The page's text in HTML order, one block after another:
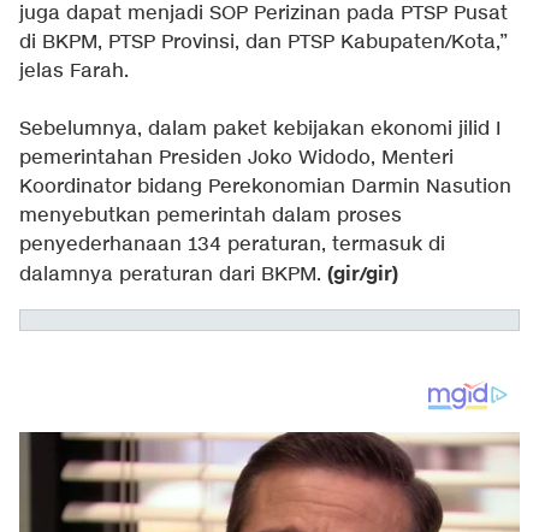
juga dapat menjadi SOP Perizinan pada PTSP Pusat
di BKPM, PTSP Provinsi, dan PTSP Kabupaten/Kota,”
jelas Farah.
Sebelumnya, dalam paket kebijakan ekonomi jilid I
pemerintahan Presiden Joko Widodo, Menteri
Koordinator bidang Perekonomian Darmin Nasution
menyebutkan pemerintah dalam proses
penyederhanaan 134 peraturan, termasuk di
dalamnya peraturan dari BKPM. (gir/gir)